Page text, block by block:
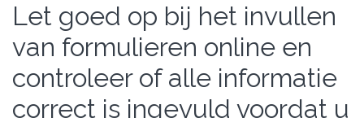
Let goed op bij het invullen
van formulieren online en
controleer of alle informatie
correct is ingevuld voordat u